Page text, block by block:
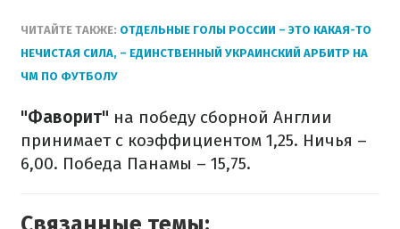
ЧИТАЙТЕ ТАКЖЕ: ОТДЕЛЬНЫЕ ГОЛЫ РОССИИ – ЭТО КАКАЯ-ТО
НЕЧИСТАЯ СИЛА, – ЕДИНСТВЕННЫЙ УКРАИНСКИЙ АРБИТР НА
ЧМ ПО ФУТБОЛУ
"Фаворит" на победу сборной Англии
принимает с коэффициентом 1,25. Ничья –
6,00. Победа Панамы – 15,75.